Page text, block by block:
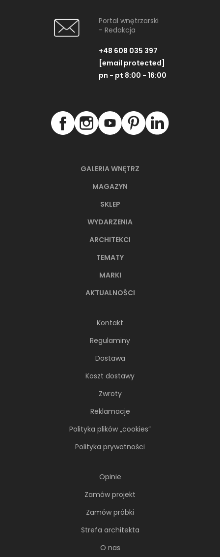
GALERIA WNĘTRZ
MAGAZYN
SKLEP
WYDARZENIA
ARCHITEKCI
TEMATY
MARKI
AKTUALNOŚCI
Kontakt
Regulaminy
Dostawa
Koszt dostawy
Zwroty
Reklamacje
Polityka plików „cookies”
Polityka prywatności
Opinie
Zamów projekt
Zamów próbki
Strefa architekta
O nas
Portal wnętrzarski
- Redakcja
+48 608 035 397
[email protected]
pn - pt 8:00 - 16:00